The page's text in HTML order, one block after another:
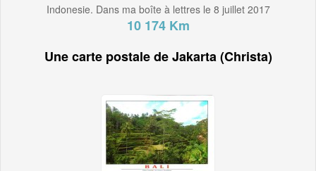
Indonesie. Dans ma boîte à lettres le 8 juillet 2017
10 174 Km
Une carte postale de Jakarta (Christa)